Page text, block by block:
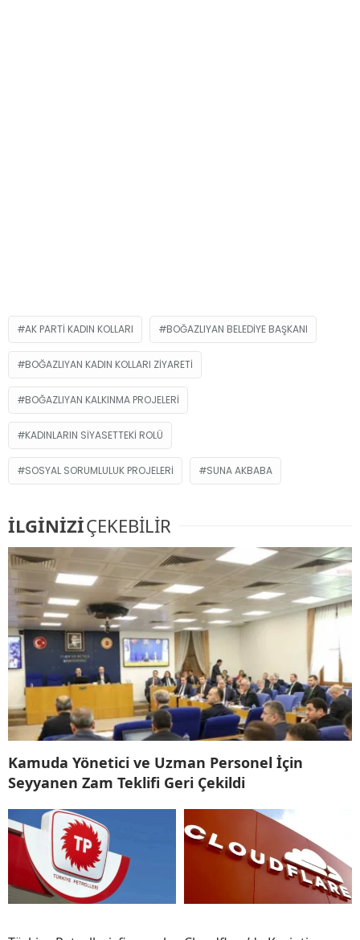
AK PARTI KADIN KOLLARI BOĞAZLIYAN BELEDIYE BAŞKANI
BOĞAZLIYAN KADIN KOLLARI ZIYARETI
BOĞAZLIYAN KALKINMA PROJELERI
KADINLARIN SIYASETTEKI ROLÜ
SOSYAL SORUMLULUK PROJELERI SUNA AKBABA
İLGİNİZİÇEKEBİLİR
Kamuda Yönetici ve Uzman Personel İçin
Seyyanen Zam Teklifi Geri Çekildi